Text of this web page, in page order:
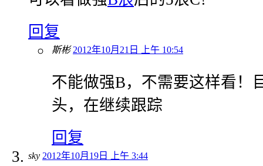
回复
斯彬 2012年10月21日 上午 10:54
不能做强B，不需要这样看！
头，在继续跟踪
回复
sky 2012年10月19日 上午 3:44